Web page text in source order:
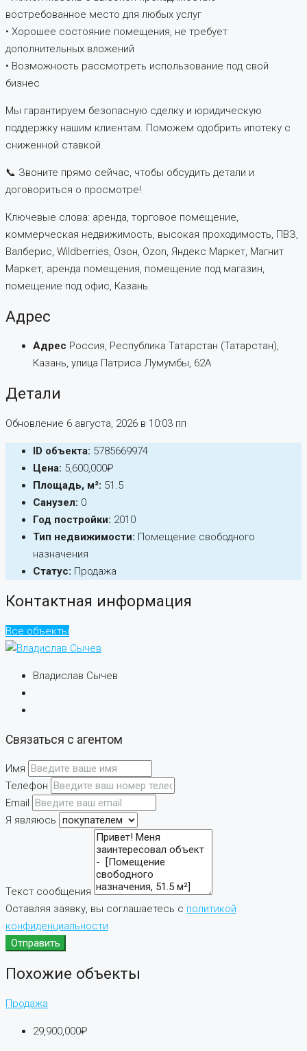
востребованное место для любых услуг
• Хорошее состояние помещения, не требует
дополнительных вложений
• Возможность рассмотреть использование под свой
бизнес
Мы гарантируем безопасную сделку и юридическую
поддержку нашим клиентам. Поможем одобрить ипотеку с
сниженной ставкой.
📞 Звоните прямо сейчас, чтобы обсудить детали и
договориться о просмотре!
Ключевые слова: аренда, торговое помещение,
коммерческая недвижимость, высокая проходимость, ПВЗ,
Валберис, Wildbеrriеs, Озон, Ozon, Яндекс Маркет, Магнит
Маркет, аренда помещения, помещение под магазин,
помещение под офис, Казань.
Адрес
Адрес Россия, Республика Татарстан (Татарстан),
Казань, улица Патриса Лумумбы, 62А
Детали
Обновление 6 августа, 2026 в 10:03 пп
ID объекта: 5785669974
Цена: 5,600,000₽
Площадь, м²: 51.5
Санузел: 0
Год постройки: 2010
Тип недвижимости: Помещение свободного
назначения
Статус: Продажа
Контактная информация
Все объекты
Владислав Сычев
Связаться с агентом
Имя
Телефон
Email
Я являюсь
Текст сообщения
Оставляя заявку, вы соглашаетесь с политикой
конфиденциальности
Отправить
Похожие объекты
Продажа
29,900,000₽